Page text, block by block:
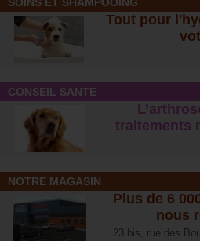
SOINS ET SHAMPOOING
Tout pour
CONSEIL SANTÉ
traitements
NOTRE MAGASIN
Plus de 6
nous
23 bis, rue des